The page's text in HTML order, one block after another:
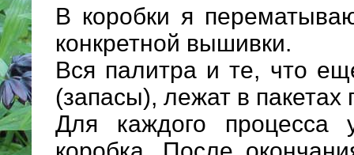
В коробки я
конкретной вышивки.
Вся палитра и те, что
(запасы), лежат в
Для каждого процесса